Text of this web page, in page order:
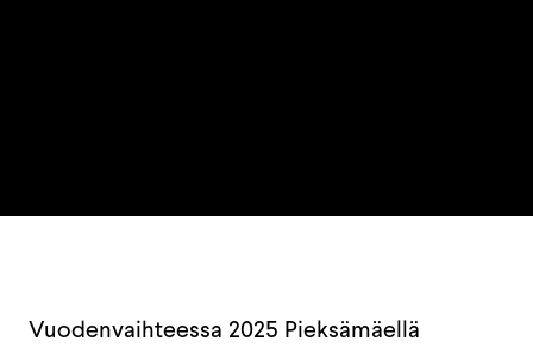
Vuodenvaihteessa 2025 Pieksämäellä